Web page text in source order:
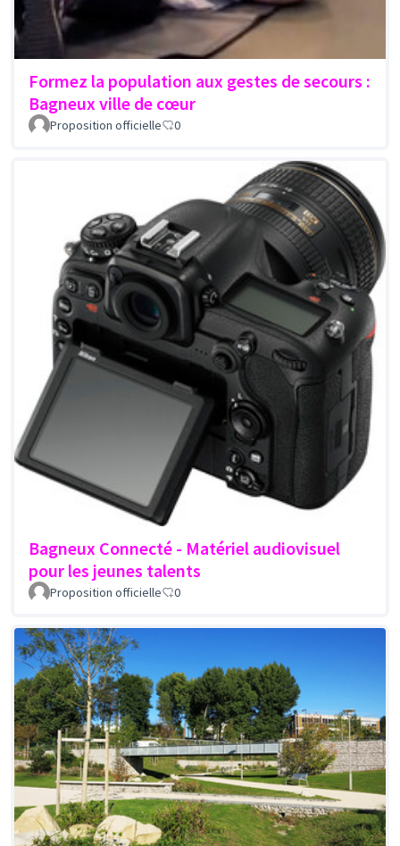
Formez la population aux gestes de secours :
Bagneux ville de cœur
Proposition officielle 0
Bagneux Connecté - Matériel audiovisuel
pour les jeunes talents
Proposition officielle 0